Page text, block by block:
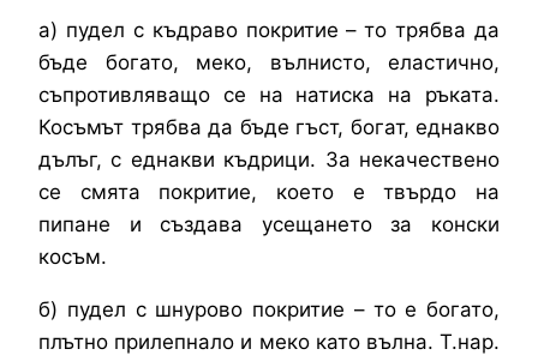
а) пудел с къдраво покритие – то трябва да
бъде богато, меко, вълнисто, еластично,
съпротивляващо се на натиска на ръката.
Косъмът трябва да бъде гъст, богат, еднакво
дълъг, с еднакви къдрици. За некачествено
се смята покритие, което е твърдо на
пипане и създава усещането за конски
косъм.
б) пудел с шнурово покритие – то е богато,
плътно прилепнало и меко като вълна. Т.нар.